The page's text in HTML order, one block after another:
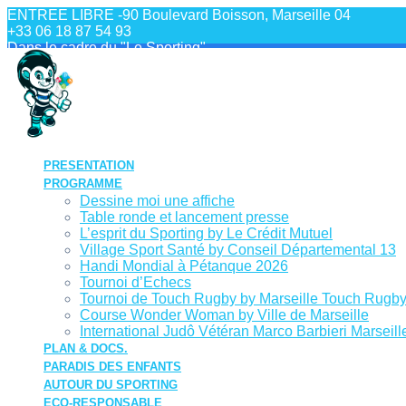
Skip
to
content
ENTREE LIBRE -90 Boulevard Boisson, Marseille 04
+33 06 18 87 54 93
Dans le cadre du "Le Sporting"
PRESENTATION
PROGRAMME
Dessine moi une affiche
Table ronde et lancement presse
L’esprit du Sporting by Le Crédit Mutuel
Village Sport Santé by Conseil Départemental 13
Handi Mondial à Pétanque 2026
Tournoi d’Echecs
Tournoi de Touch Rugby by Marseille Touch Rugby
Course Wonder Woman by Ville de Marseille
International Judô Vétéran Marco Barbieri
PLAN & DOCS.
PARADIS DES ENFANTS
AUTOUR DU SPORTING
ECO-RESPONSABLE